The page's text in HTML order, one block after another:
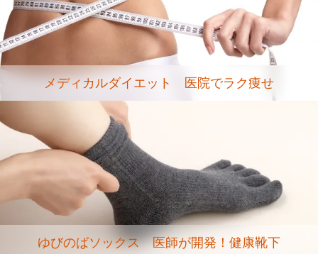
メディカルダイエット 医院でラク痩せ
ゆびのばソックス 医師が開発！健康靴下